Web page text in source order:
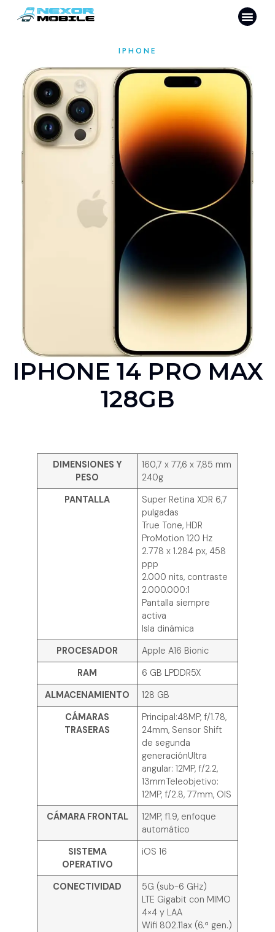
IPHONE
IPHONE 14 PRO MAX
128GB
DIMENSIONES Y
PESO
160,7 x 77,6 x 7,85 mm
240g
PANTALLA
Super Retina XDR 6,7
pulgadas
True Tone, HDR
ProMotion 120 Hz
2.778 x 1.284 px, 458
ppp
2.000 nits, contraste
2.000.000:1
Pantalla siempre
activa
Isla dinámica
PROCESADOR
Apple A16 Bionic
RAM
6 GB LPDDR5X
ALMACENAMIENTO
128 GB
CÁMARAS
TRASERAS
Principal:48MP, f/1.78,
24mm, Sensor Shift
de segunda
generaciónUltra
angular: 12MP, f/2.2,
13mmTeleobjetivo:
12MP, f/2.8, 77mm, OIS
CÁMARA FRONTAL
12MP, f1.9, enfoque
automático
SISTEMA
OPERATIVO
iOS 16
CONECTIVIDAD
5G (sub-6 GHz)
LTE Gigabit con MIMO
4×4 y LAA
Wifi 802.11ax (6.ª gen.)